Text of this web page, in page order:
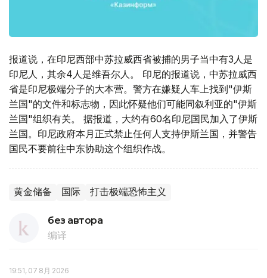
报道说，在印尼西部中苏拉威西省被捕的男子当中有3人是
印尼人，其余4人是维吾尔人。 印尼的报道说，中苏拉威西
省是印尼极端分子的大本营。警方在嫌疑人车上找到"伊斯
兰国"的文件和标志物，因此怀疑他们可能同叙利亚的"伊斯
兰国"组织有关。 据报道，大约有60名印尼国民加入了伊斯
兰国。印尼政府本月正式禁止任何人支持伊斯兰国，并警告
国民不要前往中东协助这个组织作战。
黄金储备 国际 打击极端恐怖主义
без автора
编译
19:51, 07 8月 2026